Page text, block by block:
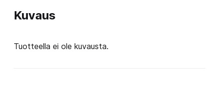
Kuvaus
Tuotteella ei ole kuvausta.